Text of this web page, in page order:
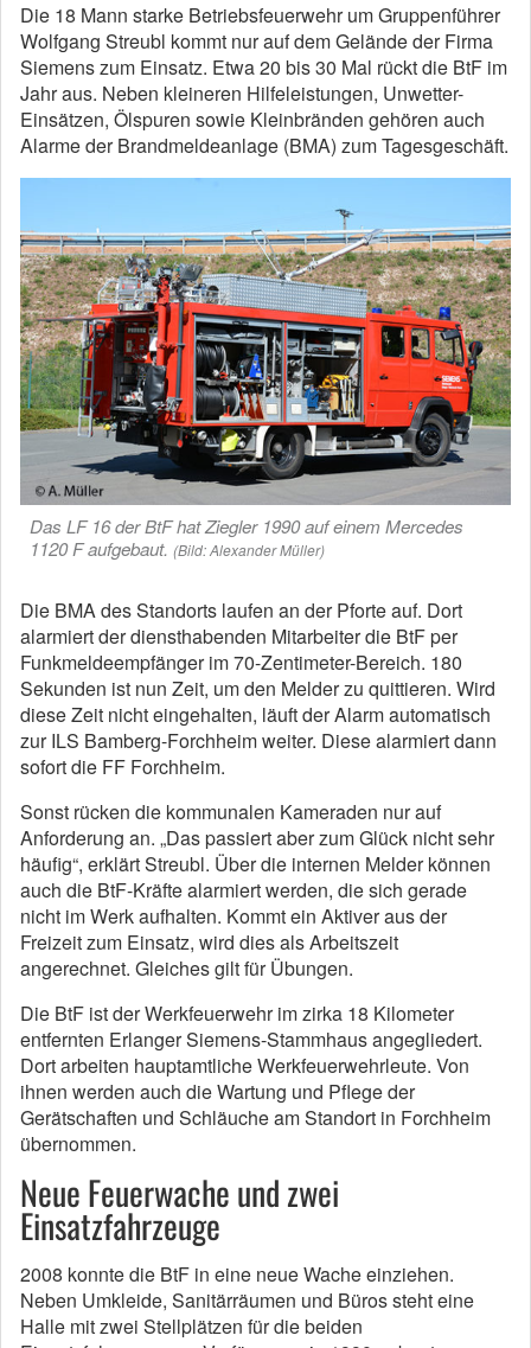
Die 18 Mann starke Betriebsfeuerwehr um Gruppenführer
Wolfgang Streubl kommt nur auf dem Gelände der Firma
Siemens zum Einsatz. Etwa 20 bis 30 Mal rückt die BtF im
Jahr aus. Neben kleineren Hilfeleistungen, Unwetter-
Einsätzen, Ölspuren sowie Kleinbränden gehören auch
Alarme der Brandmeldeanlage (BMA) zum Tagesgeschäft.
Das LF 16 der BtF hat Ziegler 1990 auf einem Mercedes
1120 F aufgebaut. (Bild: Alexander Müller)
Die BMA des Standorts laufen an der Pforte auf. Dort
alarmiert der diensthabenden Mitarbeiter die BtF per
Funkmeldeempfänger im 70-Zentimeter-Bereich. 180
Sekunden ist nun Zeit, um den Melder zu quittieren. Wird
diese Zeit nicht eingehalten, läuft der Alarm automatisch
zur ILS Bamberg-Forchheim weiter. Diese alarmiert dann
sofort die FF Forchheim.
Sonst rücken die kommunalen Kameraden nur auf
Anforderung an. „Das passiert aber zum Glück nicht sehr
häufig“, erklärt Streubl. Über die internen Melder können
auch die BtF-Kräfte alarmiert werden, die sich gerade
nicht im Werk aufhalten. Kommt ein Aktiver aus der
Freizeit zum Einsatz, wird dies als Arbeitszeit
angerechnet. Gleiches gilt für Übungen.
Die BtF ist der Werkfeuerwehr im zirka 18 Kilometer
entfernten Erlanger Siemens-Stammhaus angegliedert.
Dort arbeiten hauptamtliche Werkfeuerwehrleute. Von
ihnen werden auch die Wartung und Pflege der
Gerätschaften und Schläuche am Standort in Forchheim
übernommen.
Neue Feuerwache und zwei
Einsatzfahrzeuge
2008 konnte die BtF in eine neue Wache einziehen.
Neben Umkleide, Sanitärräumen und Büros steht eine
Halle mit zwei Stellplätzen für die beiden